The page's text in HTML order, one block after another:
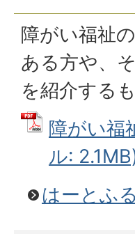
障がい福祉
ある方や、
を紹介する
障がい福
ル:
はーとふ